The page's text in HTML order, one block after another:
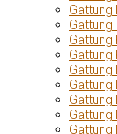
Gattung
Gattung
Gattung
Gattung
Gattung
Gattung
Gattung